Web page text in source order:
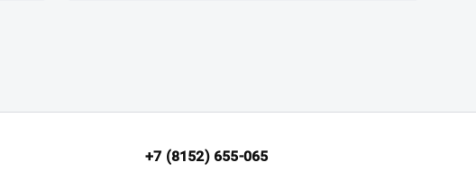
+7 (8152) 655-065